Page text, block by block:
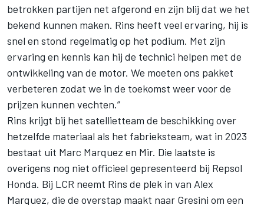
betrokken partijen net afgerond en zijn blij dat we het
bekend kunnen maken. Rins heeft veel ervaring, hij is
snel en stond regelmatig op het podium. Met zijn
ervaring en kennis kan hij de technici helpen met de
ontwikkeling van de motor. We moeten ons pakket
verbeteren zodat we in de toekomst weer voor de
prijzen kunnen vechten.”
Rins krijgt bij het satellietteam de beschikking over
hetzelfde materiaal als het fabrieksteam, wat in 2023
bestaat uit Marc Marquez en Mir. Die laatste is
overigens nog niet officieel gepresenteerd bij Repsol
Honda. Bij LCR neemt Rins de plek in van Alex
Marquez, die de overstap maakt naar Gresini om een